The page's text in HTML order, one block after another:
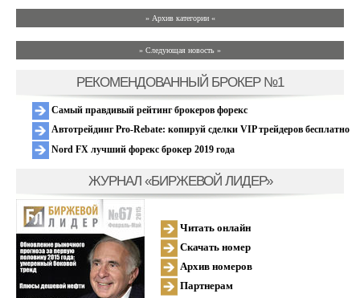
» Архив категории «
» Следующая новость »
РЕКОМЕНДОВАННЫЙ БРОКЕР №1
Самый правдивый рейтинг брокеров форекс
Автотрейдинг Pro-Rebate: копируй сделки VIP трейдеров бесплатно
Nord FX лучший форекс брокер 2019 года
ЖУРНАЛ «БИРЖЕВОЙ ЛИДЕР»
Читать онлайн
Скачать номер
Архив номеров
Партнерам